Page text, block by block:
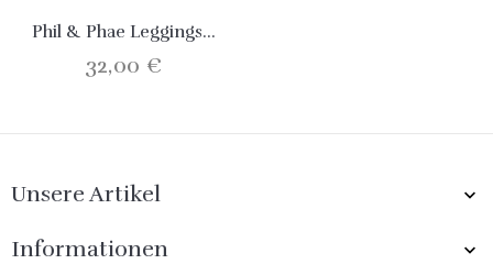
Phil & Phae Leggings...
32,00 €
Unsere Artikel 
Informationen 